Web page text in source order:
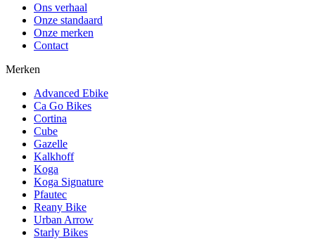
Ons verhaal
Onze standaard
Onze merken
Contact
Merken
Advanced Ebike
Ca Go Bikes
Cortina
Cube
Gazelle
Kalkhoff
Koga
Koga Signature
Pfautec
Reany Bike
Urban Arrow
Starly Bikes